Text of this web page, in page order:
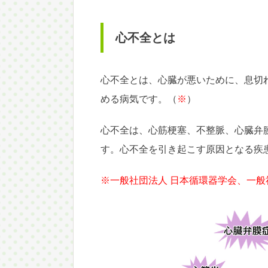
心不全とは
心不全とは、心臓が悪いために、息
める病気です。（ ※ ）
心不全は、心筋梗塞、不整脈、心臓
す。心不全を引き起こす原因となる
※一般社団法人 日本循環器学会、一